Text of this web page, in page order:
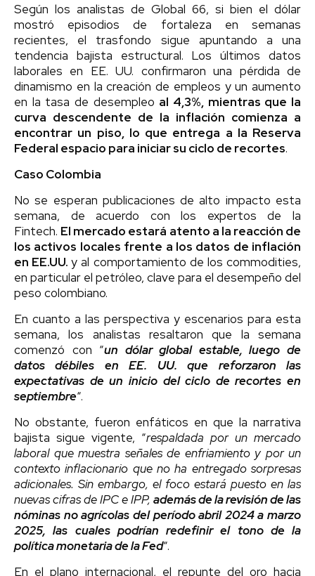
Según los analistas de Global 66, si bien el dólar
mostró episodios de fortaleza en semanas
recientes, el trasfondo sigue apuntando a una
tendencia bajista estructural. Los últimos datos
laborales en EE. UU. confirmaron una pérdida de
dinamismo en la creación de empleos y un aumento
en la tasa de desempleo al 4,3%, mientras que la
curva descendente de la inflación comienza a
encontrar un piso, lo que entrega a la Reserva
Federal espacio para iniciar su ciclo de recortes.
Caso Colombia
No se esperan publicaciones de alto impacto esta
semana, de acuerdo con los expertos de la
Fintech. El mercado estará atento a la reacción de
los activos locales frente a los datos de inflación
en EE.UU.y al comportamiento de los commodities,
en particular el petróleo, clave para el desempeño del
peso colombiano.
En cuanto a las perspectiva y escenarios para esta
semana, los analistas resaltaron que la semana
comenzó con “un dólar global estable, luego de
datos débiles en EE. UU. que reforzaron las
expectativas de un inicio del ciclo de recortes en
septiembre“.
No obstante, fueron enfáticos en que la narrativa
bajista sigue vigente, “respaldada por un mercado
laboral que muestra señales de enfriamiento y por un
contexto inflacionario que no ha entregado sorpresas
adicionales. Sin embargo, el foco estará puesto en las
nuevas cifras de IPC e IPP, además de la revisión de las
nóminas no agrícolas del período abril 2024 a marzo
2025, las cuales podrían redefinir el tono de la
política monetaria de la Fed“.
En el plano internacional, el repunte del oro hacia